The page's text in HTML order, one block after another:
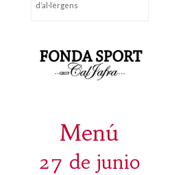
d’al·lèrgens
Menú
27 de junio